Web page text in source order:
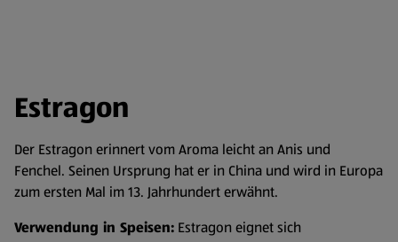
Estragon
Der Estragon erinnert vom Aroma leicht an Anis und
Fenchel. Seinen Ursprung hat er in China und wird in Europa
zum ersten Mal im 13. Jahrhundert erwähnt.
Verwendung in Speisen: Estragon eignet sich